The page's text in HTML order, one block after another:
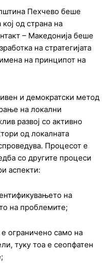
Пехчево беше
од страна на
– Македонија беше
на стратегијата
на принципот на
и демократски метод
на локални
развој со активно
од локалната
Процесот е
со другите процеси
аспекти:
на
на проблемите;
ограничено само на
туку тоа е сеопфатен